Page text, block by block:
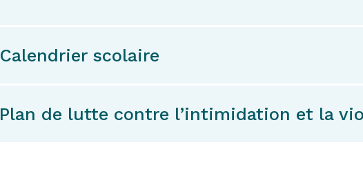
Calendrier scolaire
Plan de lutte contre l’intimidation et la